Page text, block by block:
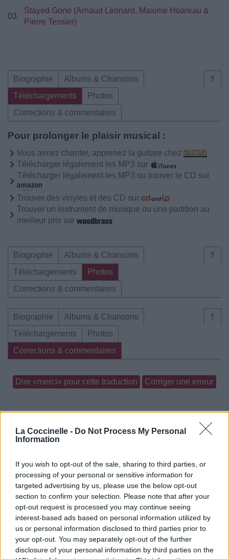
La Coccinelle - Do Not Process My Personal
Information
If you wish to opt-out of the sale, sharing to third parties, or
processing of your personal or sensitive information for
targeted advertising by us, please use the below opt-out
section to confirm your selection. Please note that after your
opt-out request is processed you may continue seeing
interest-based ads based on personal information utilized by
us or personal information disclosed to third parties prior to
your opt-out. You may separately opt-out of the further
disclosure of your personal information by third parties on the
03.
Stayed Gone (Arnaud Léonard, Maxime Hoareau &
Pierre Tessier)
⇑
Biographie
Albums & Chansons
Téléchargements
Photos
Corrections & commentaires
Pour prolonger le plaisir musical :
Vous aimez chanter, apprenez la guitare chez
Télécharger légalement les MP3 sur
Télécharger légalement les MP3 ou trouver le CD sur
Trouver des vinyles et des CD sur
Trouver un instrument de musique ou une partition au
meilleur prix sur
⇑
Biographie
Albums & Chansons
Téléchargements
Photos
Corrections & commentaires
⇑
Biographie
Albums & Chansons
Téléchargements
Photos
Corrections & commentaires
Dire «merci» pour cette traduction Corriger une erreur